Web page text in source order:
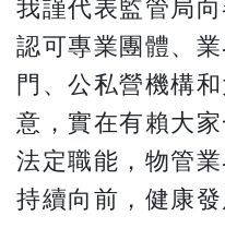
我謹代表監管局
認可專業團體、
門、公私營機構
意，實在有賴大
法定職能，物管
持續向前，健康發